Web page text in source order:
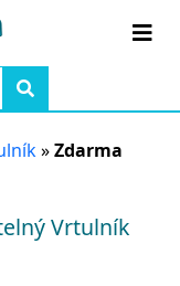
»Zdarma
Vrtulník